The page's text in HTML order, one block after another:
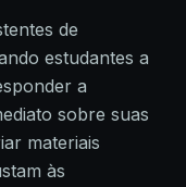
de
estudantes a
a
sobre suas
materiais
às